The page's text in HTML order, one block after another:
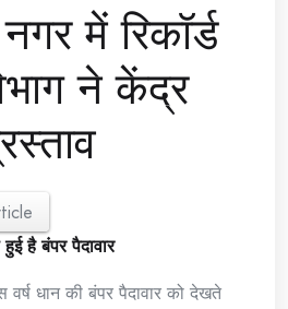
में रिकॉर्ड
ने केंद्र
है बंपर पैदावार
वर्ष धान की बंपर पैदावार को देखते